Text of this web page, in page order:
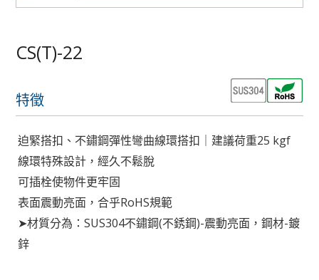
CS(T)-22
特徵
迫緊搭扣、不鏽鋼彈性彎曲線環搭扣｜建議荷重25 kgf
線環特殊設計，經久不鬆脫
可插栓使物件更牢固
表面震動亮面，合乎RoHS規範
➤材質分為：SUS304不鏽鋼(不銹鋼)-震動亮面，鋼材-鍍
鋅